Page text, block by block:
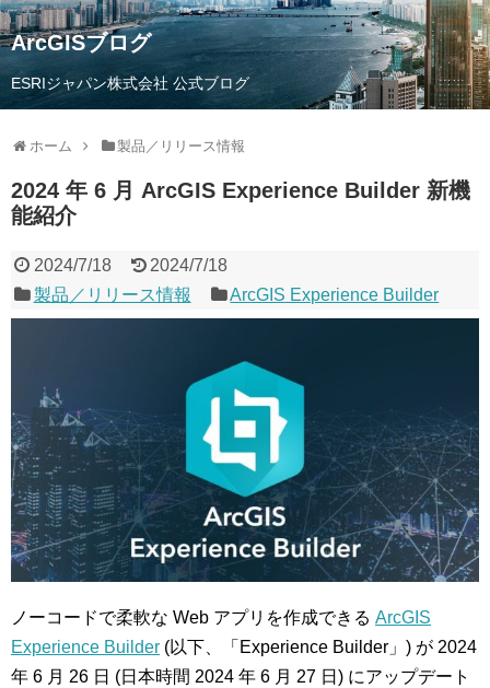
ArcGISブログ
ESRIジャパン株式会社 公式ブログ
ホーム 製品／リリース情報
2024 年 6 月 ArcGIS Experience Builder 新機
能紹介
2024/7/18
2024/7/18
製品／リリース情報
ArcGIS Experience Builder
ノーコードで柔軟な Web アプリを作成できる ArcGIS
Experience Builder (以下、「Experience Builder」) が 2024
年 6 月 26 日 (日本時間 2024 年 6 月 27 日) にアップデート